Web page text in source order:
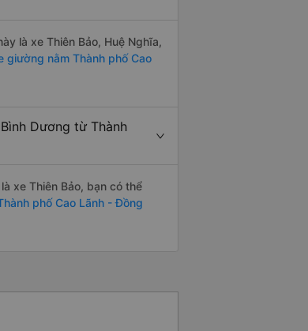
là xe Thiên Bảo, Huệ Nghĩa,
giường nằm Thành phố Cao
Dương từ Thành
xe Thiên Bảo, bạn có thể
phố Cao Lãnh - Đồng